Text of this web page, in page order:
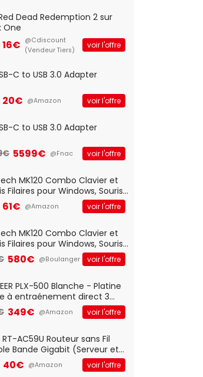
Dead Redemption 2 sur
One
16€ @Cdiscount
(Vendeur Tiers)
voir l'offre
C to USB 3.0 Adapter
20€ @Amazon voir l'offre
C to USB 3.0 Adapter
5599€ @Fnac voir l'offre
MK120 Combo Clavier et
Filaires pour Windows, Souris
Filaire, Connexion USB Plug
Confortable, Taille
UK - Noir
61€ @Amazon voir l'offre
MK120 Combo Clavier et
Filaires pour Windows, Souris
Filaire, Connexion USB Plug
Confortable, Taille
UK - Noir
580€ @Boulanger voir l'offre
PLX-500 Blanche - Platine
à entraénement direct 3
(33-45-78 trs/min) avec
intégré et port USB
349€ @Amazon voir l'offre
RT-AC59U Routeur sans Fil
Bande Gigabit (Serveur et
VPN, Triple Vlan, Mode Point
et Bridge, contrôle
40€ @Amazon voir l'offre